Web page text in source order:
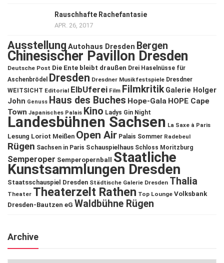
Rauschhafte Rachefantasie
APR. 26, 2017
Ausstellung Autohaus Dresden Bergen
Chinesischer Pavillon Dresden
Deutsche Post Die Ente bleibt draußen Drei Haselnüsse für
Aschenbrödel
Dresden Dresdner Musikfestspiele Dresdner
WEITSICHT Editorial ElbUferei Film Filmkritik Galerie Holger
John Genuss Haus des Buches Hope-Gala HOPE Cape
Town Japanisches Palais Kino Ladys Gin Night
Landesbühnen Sachsen La Saxe à Paris
Lesung Loriot Meißen Open Air Palais Sommer Radebeul
Rügen Sachsen in Paris Schauspielhaus Schloss Moritzburg
Semperoper Semperopernball Staatliche
Kunstsammlungen Dresden
Staatsschauspiel Dresden Städtische Galerie Dresden Thalia
Theater Theaterzelt Rathen Top Lounge Volksbank
Dresden-Bautzen eG Waldbühne Rügen
Archive